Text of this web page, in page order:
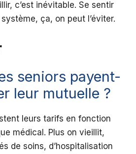
c’est inévitable. Se sentir
ça, on peut l’éviter.
seniors payent-
leur mutuelle ?
leurs tarifs en fonction
médical. Plus on vieillit,
de soins, d’hospitalisation